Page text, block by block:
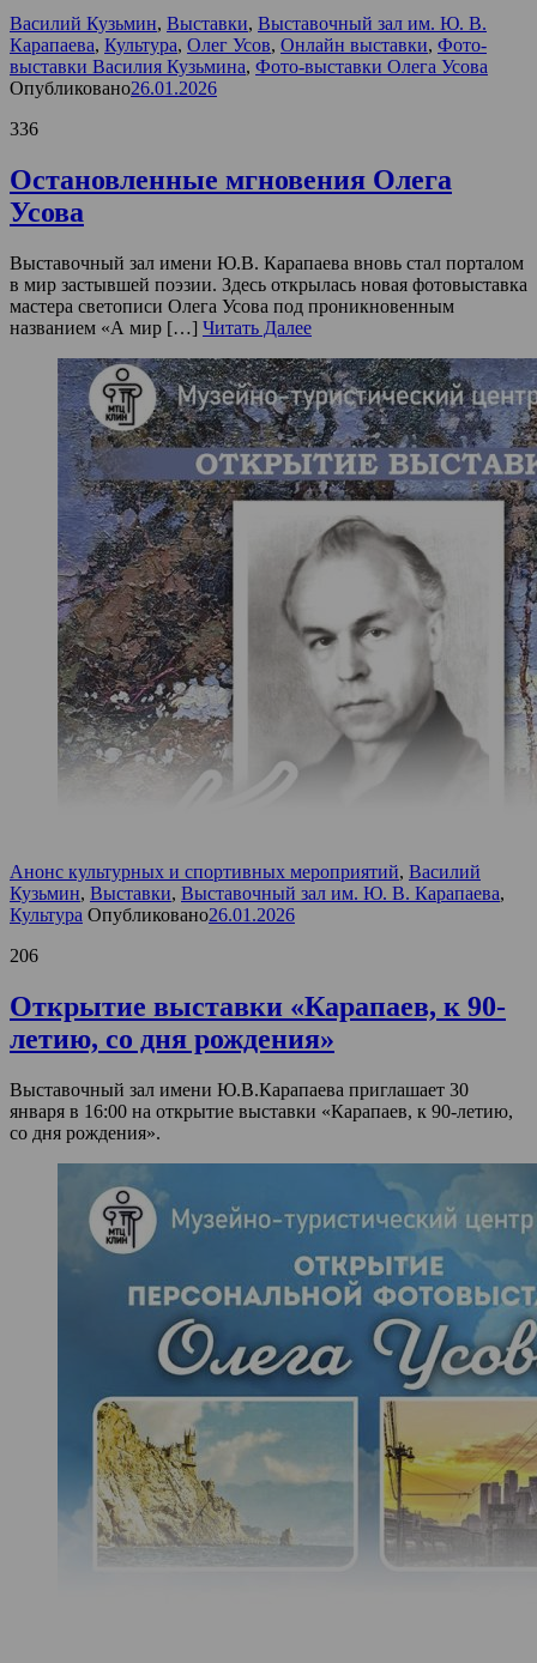
Василий Кузьмин, Выставки, Выставочный зал им. Ю. В.
Карапаева, Культура, Олег Усов, Онлайн выставки, Фото-
выставки Василия Кузьмина, Фото-выставки Олега Усова
Опубликовано26.01.2026
336
Остановленные мгновения Олега
Усова
Выставочный зал имени Ю.В. Карапаева вновь стал порталом
в мир застывшей поэзии. Здесь открылась новая фотовыставка
мастера светописи Олега Усова под проникновенным
названием «А мир […] Читать Далее
Анонс культурных и спортивных мероприятий, Василий
Кузьмин, Выставки, Выставочный зал им. Ю. В. Карапаева,
Культура Опубликовано26.01.2026
206
Открытие выставки «Карапаев, к 90-
летию, со дня рождения»
Выставочный зал имени Ю.В.Карапаева приглашает 30
января в 16:00 на открытие выставки «Карапаев, к 90-летию,
со дня рождения».